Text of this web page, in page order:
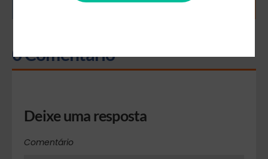
FEVEREIRO DE 2025
0 Comentário
Deixe uma resposta
Comentário